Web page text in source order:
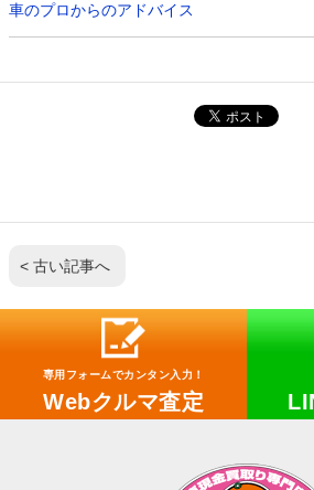
車のプロからのアドバイス
< 古い記事へ
専用フォームでカンタン入力！
Webクルマ査定